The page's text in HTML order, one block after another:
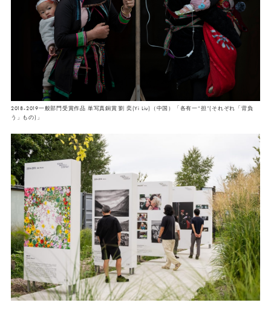
2018-2019一般部門受賞作品 単写真銅賞 劉 奕(Yi Liu)（中国）「各有一“担”(それぞれ「背負
う」もの)」